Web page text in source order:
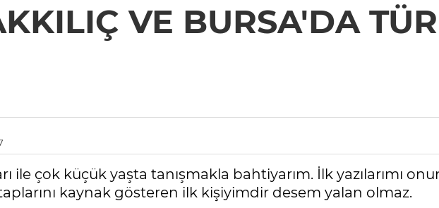
VE BURSA'DA
ile çok küçük yaşta tanışmakla bahtiyarım. İlk yazılarımı
kaynak gösteren ilk kişiyimdir desem yalan olmaz.